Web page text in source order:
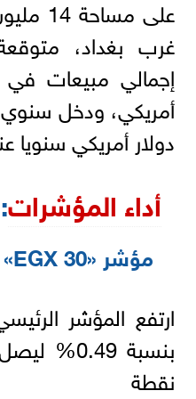
على
غرب بغداد،
دولار أمريكي سنويا
أداء المؤشرات:
مؤشر «EGX 30»
نقطة